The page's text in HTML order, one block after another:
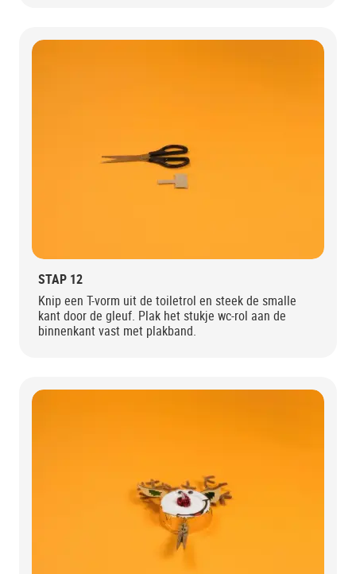
STAP 12
Knip een T-vorm uit de toiletrol en steek de smalle
kant door de gleuf. Plak het stukje wc-rol aan de
binnenkant vast met plakband.